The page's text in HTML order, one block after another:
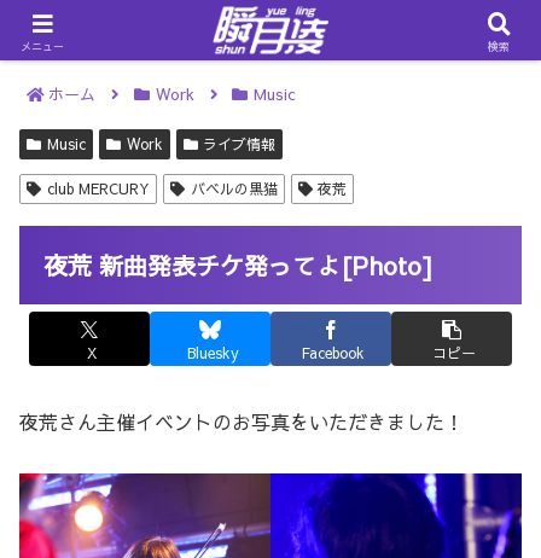
ホーム Work Music
Music Work ライブ情報
club MERCURY バベルの黒猫 夜荒
夜荒 新曲発表チケ発ってよ[Photo]
X Bluesky Facebook コピー
夜荒さん主催イベントのお写真をいただきました！
メニュー 検索